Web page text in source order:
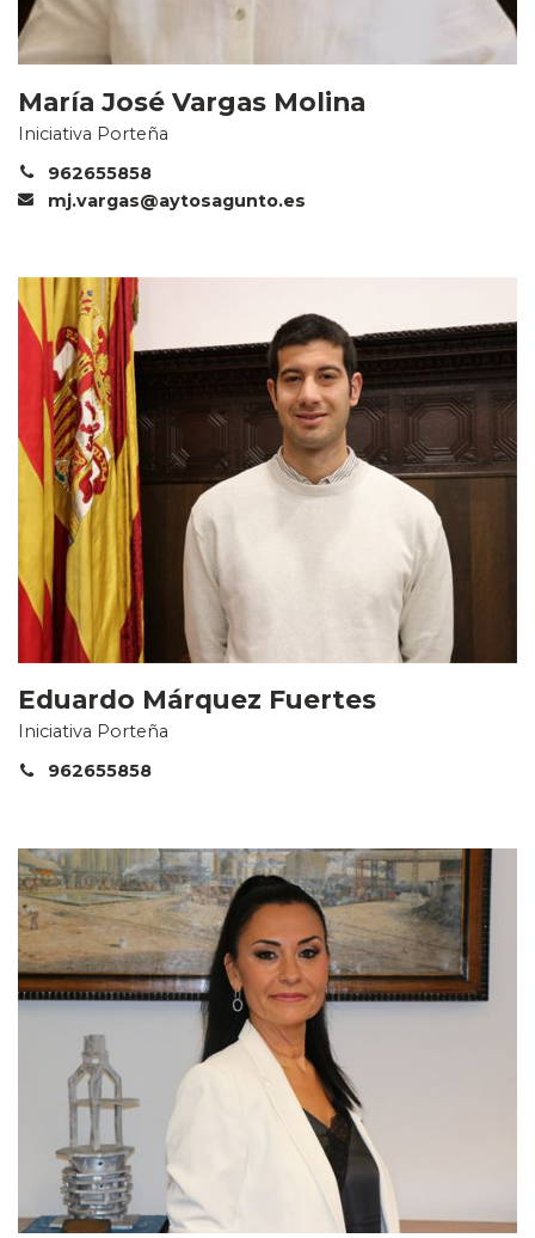
María José Vargas Molina
Iniciativa Porteña
962655858
mj.vargas@aytosagunto.es
Eduardo Márquez Fuertes
Iniciativa Porteña
962655858